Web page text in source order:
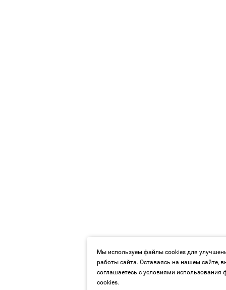
Мы используем файлы cookies для
работы сайта. Оставаясь на нашем сайте,
соглашаетесь с условиями использования
cookies.